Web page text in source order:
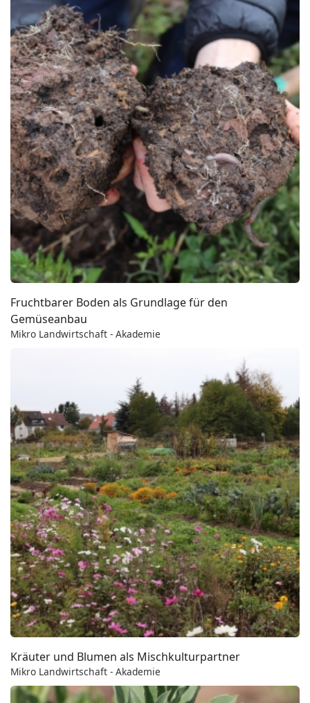
Fruchtbarer Boden als Grundlage für den
Gemüseanbau
Mikro Landwirtschaft - Akademie
Kräuter und Blumen als Mischkulturpartner
Mikro Landwirtschaft - Akademie